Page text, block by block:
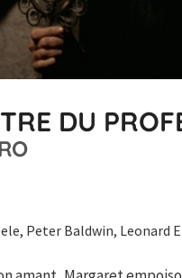
DU
Peter Baldwin, Leonard